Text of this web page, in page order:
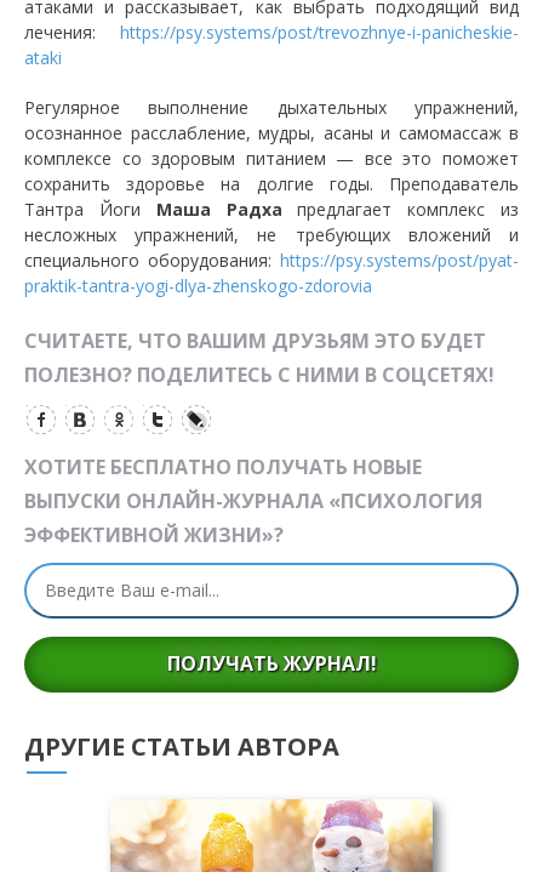
атаками и рассказывает, как выбрать подходящий вид
лечения: https://psy.systems/post/trevozhnye-i-panicheskie-
ataki
Регулярное выполнение дыхательных упражнений,
осознанное расслабление, мудры, асаны и самомассаж в
комплексе со здоровым питанием — все это поможет
сохранить здоровье на долгие годы. Преподаватель
Тантра Йоги Маша Радха предлагает комплекс из
несложных упражнений, не требующих вложений и
специального оборудования: https://psy.systems/post/pyat-
praktik-tantra-yogi-dlya-zhenskogo-zdorovia
СЧИТАЕТЕ, ЧТО ВАШИМ ДРУЗЬЯМ ЭТО БУДЕТ
ПОЛЕЗНО? ПОДЕЛИТЕСЬ С НИМИ В СОЦСЕТЯХ!
ХОТИТЕ БЕСПЛАТНО ПОЛУЧАТЬ НОВЫЕ
ВЫПУСКИ ОНЛАЙН-ЖУРНАЛА «ПСИХОЛОГИЯ
ЭФФЕКТИВНОЙ ЖИЗНИ»?
ПОЛУЧАТЬ ЖУРНАЛ!
ДРУГИЕ СТАТЬИ АВТОРА